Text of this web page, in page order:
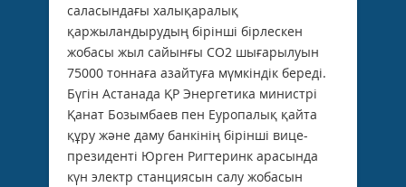
саласындағы халықаралық
қаржыландырудың бірінші бірлескен
жобасы жыл сайынғы CO2 шығарылуын
75000 тоннаға азайтуға мүмкіндік береді.
Бүгін Астанада ҚР Энергетика министрі
Қанат Бозымбаев пен Еуропалық қайта
құру және даму банкінің бірінші вице-
президенті Юрген Ригтеринк арасында
күн электр станциясын салу жобасын